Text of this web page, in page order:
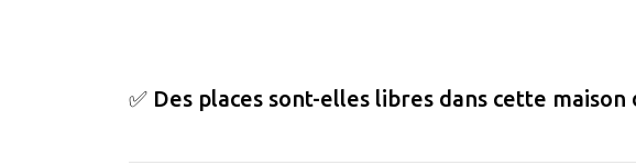
✅ Des places sont-elles libres dans cette